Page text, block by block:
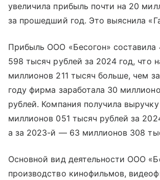
увеличила прибыль почти на 20
за прошедший год. Это выяснила
Прибыль ООО «Бесогон» составила
598 тысяч рублей за 2024 год, что
миллионов 211 тысяч больше, чем
году фирма заработала 30
рублей. Компания получила
миллионов 051 тысяч рублей за
а за 2023-й — 63 миллионов 308
Основной вид деятельности ООО
производство кинофильмов,